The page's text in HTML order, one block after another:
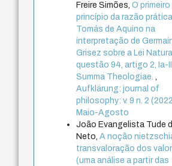
Freire Simões,O primeiro
princípio da razão
Tomás de Aquino na
interpretação de
Grisez sobre a Lei
questão 94, artigo 2, Ia-
Summa Theologiae.,
Aufklärung: journal of
philosophy: v. 9 n. 2
Maio-Agosto
João Evangelista Tude
Neto,A noção
transvaloração dos
(uma análise a partir das